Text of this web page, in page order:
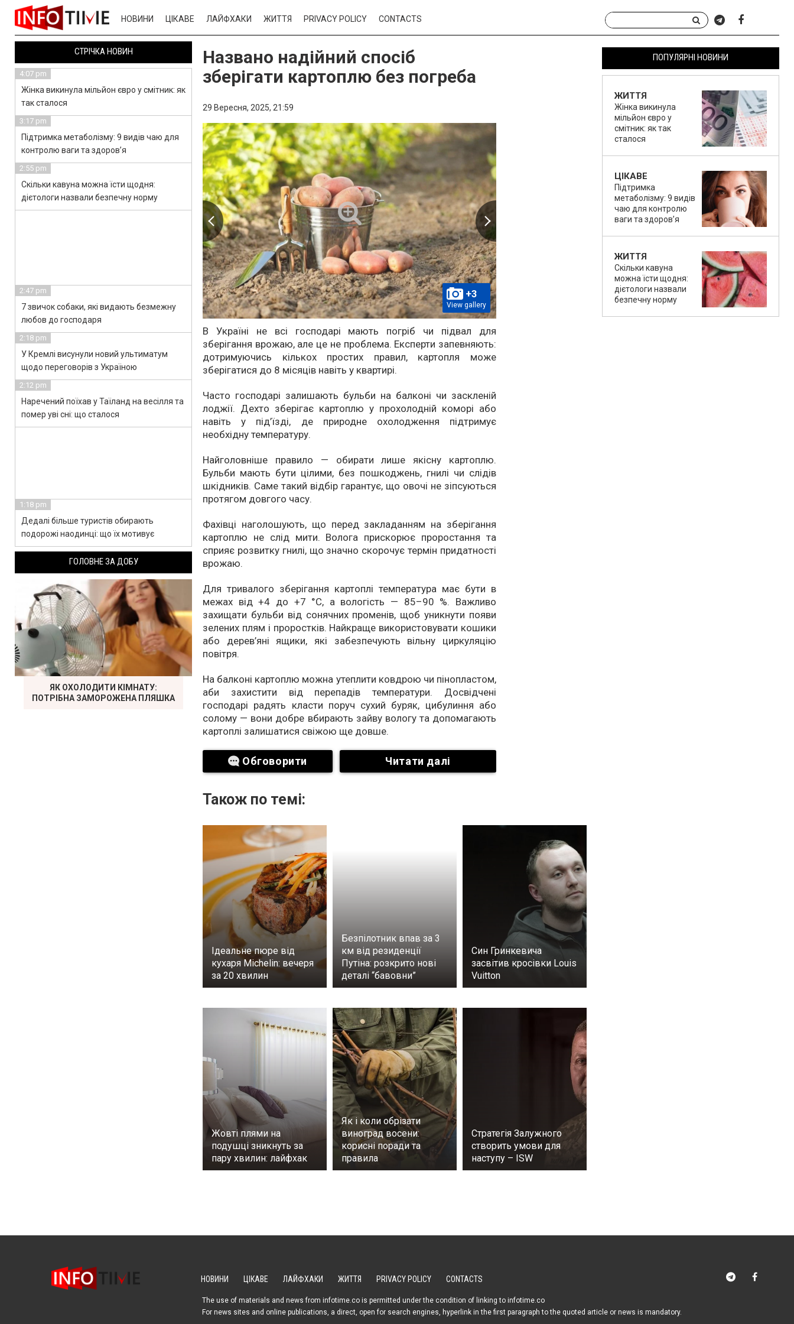
НОВИНИ ЦІКАВЕ ЛАЙФХАКИ ЖИТТЯ PRIVACY POLICY CONTACTS
Названо надійний спосіб
зберігати картоплю без погреба
29 Вересня, 2025, 21:59
+3
View gallery
В Україні не всі господарі мають погріб чи підвал для
зберігання врожаю, але це не проблема. Експерти запевняють:
дотримуючись кількох простих правил, картопля може
зберігатися до 8 місяців навіть у квартирі.
Часто господарі залишають бульби на балконі чи заскленій
лоджії. Дехто зберігає картоплю у прохолодній коморі або
навіть у під’їзді, де природне охолодження підтримує
необхідну температуру.
Найголовніше правило — обирати лише якісну картоплю.
Бульби мають бути цілими, без пошкоджень, гнилі чи слідів
шкідників. Саме такий відбір гарантує, що овочі не зіпсуються
протягом довгого часу.
Фахівці наголошують, що перед закладанням на зберігання
картоплю не слід мити. Волога прискорює проростання та
сприяє розвитку гнилі, що значно скорочує термін придатності
врожаю.
Для тривалого зберігання картоплі температура має бути в
межах від +4 до +7 °C, а вологість — 85–90 %. Важливо
захищати бульби від сонячних променів, щоб уникнути появи
зелених плям і проростків. Найкраще використовувати кошики
або дерев’яні ящики, які забезпечують вільну циркуляцію
повітря.
На балконі картоплю можна утеплити ковдрою чи пінопластом,
аби захистити від перепадів температури. Досвідчені
господарі радять класти поруч сухий буряк, цибулиння або
солому — вони добре вбирають зайву вологу та допомагають
картоплі залишатися свіжою ще довше.
Обговорити Читати далі
Також по темі:
Ідеальне пюре від
кухаря Michelin: вечеря
за 20 хвилин
Безпілотник впав за 3
км від резиденції
Путіна: розкрито нові
деталі “бавовни”
Син Гринкевича
засвітив кросівки Louis
Vuitton
Жовті плями на
подушці зникнуть за
пару хвилин: лайфхак
Як і коли обрізати
виноград восени:
корисні поради та
правила
Стратегія Залужного
створить умови для
наступу – ISW
ПОПУЛЯРНІ НОВИНИ
ЖИТТЯ
Жінка викинула
мільйон євро у
смітник: як так
сталося
ЦІКАВЕ
Підтримка
метаболізму: 9 видів
чаю для контролю
ваги та здоров’я
ЖИТТЯ
Скільки кавуна
можна їсти щодня:
дієтологи назвали
безпечну норму
СТРІЧКА НОВИН
4:07 pm
Жінка викинула мільйон євро у смітник: як
так сталося
3:17 pm
Підтримка метаболізму: 9 видів чаю для
контролю ваги та здоров’я
2:55 pm
Скільки кавуна можна їсти щодня:
дієтологи назвали безпечну норму
2:47 pm
7 звичок собаки, які видають безмежну
любов до господаря
2:18 pm
У Кремлі висунули новий ультиматум
щодо переговорів з Україною
2:12 pm
Наречений поїхав у Таїланд на весілля та
помер уві сні: що сталося
1:18 pm
Дедалі більше туристів обирають
подорожі наодинці: що їх мотивує
ГОЛОВНЕ ЗА ДОБУ
ЯК ОХОЛОДИТИ КІМНАТУ:
ПОТРІБНА ЗАМОРОЖЕНА ПЛЯШКА
НОВИНИ ЦІКАВЕ ЛАЙФХАКИ ЖИТТЯ PRIVACY POLICY CONTACTS
The use of materials and news from infotime.co is permitted under the condition of linking to infotime.co
For news sites and online publications, a direct, open for search engines, hyperlink in the first paragraph to the quoted article or news is mandatory.